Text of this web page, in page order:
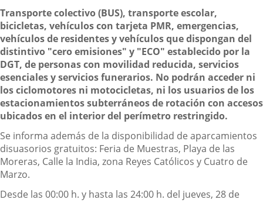
Transporte colectivo (BUS), transporte escolar,
bicicletas, vehículos con tarjeta PMR, emergencias,
vehículos de residentes y vehículos que dispongan del
distintivo "cero emisiones" y "ECO" establecido por la
DGT, de personas con movilidad reducida, servicios
esenciales y servicios funerarios. No podrán acceder ni
los ciclomotores ni motocicletas, ni los usuarios de los
estacionamientos subterráneos de rotación con accesos
ubicados en el interior del perímetro restringido.
Se informa además de la disponibilidad de aparcamientos
disuasorios gratuitos: Feria de Muestras, Playa de las
Moreras, Calle la India, zona Reyes Católicos y Cuatro de
Marzo.
Desde las 00:00 h. y hasta las 24:00 h. del jueves, 28 de